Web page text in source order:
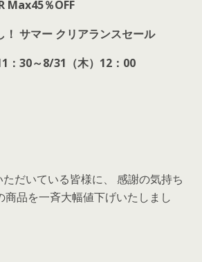
Max45％OFF
サマー クリアランスセール
：30～8/31（木）12：00
ただいている皆様に、 感謝の気持ち
商品を一斉大幅値下げいたしまし